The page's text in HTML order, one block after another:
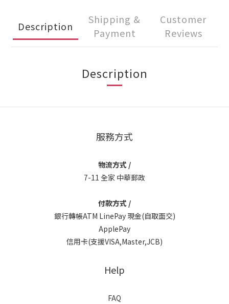
Description
Shipping &
Payment
Customer
Reviews
Description
服務方式
物流方式 /
7-11 全家 中華郵政
付款方式 /
銀行轉帳ATM LinePay 現金(自取面交)
ApplePay
信用卡(支援VISA,Master,JCB)
Help
FAQ